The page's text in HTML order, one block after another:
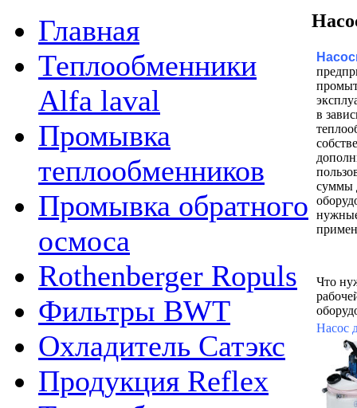
Главная
Теплообменники
Alfa laval
Промывка
теплообменников
Промывка обратного
осмоса
Rothenberger Ropuls
Фильтры BWT
Охладитель Сатэкс
Продукция Reflex
в
суммы
Что
Насос